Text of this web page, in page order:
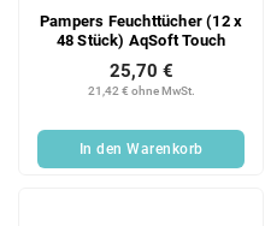
Pampers Feuchttücher (12 x
48 Stück) AqSoft Touch
21,42 € ohne MwSt.
25,70 €
In den Warenkorb